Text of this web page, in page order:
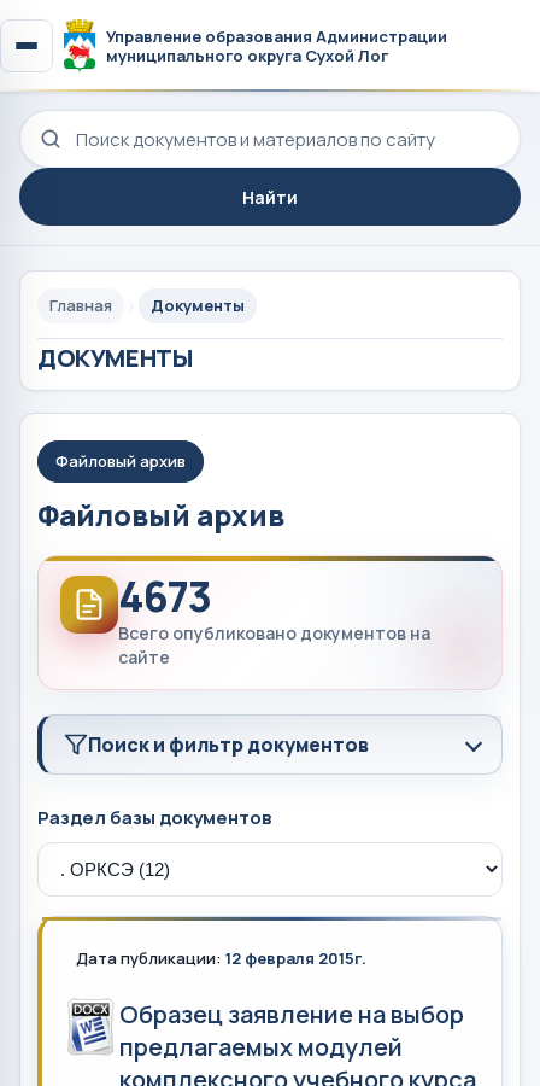
Управление образования Администрации
муниципального округа Сухой Лог
Поиск по сайту
Найти
Главная Документы
ДОКУМЕНТЫ
Файловый архив
Файловый архив
4673
Всего опубликовано документов на
сайте
Поиск и фильтр документов
Раздел базы документов
Дата публикации: 12 февраля 2015г.
Образец заявление на выбор
предлагаемых модулей
комплексного учебного курса